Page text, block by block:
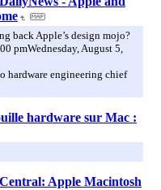
back Apple’s design mojo?
pmWednesday, August 5,
hardware engineering chief
hardware sur Mac :
Apple Macintosh